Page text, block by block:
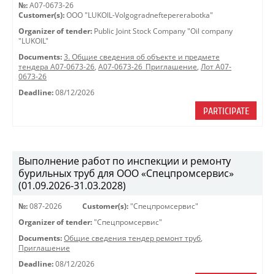
№: A07-0673-26
Customer(s): OOO "LUKOIL-Volgogradneftepererabotka"
Organizer of tender: Public Joint Stock Company "Oil company
"LUKOIL"
Documents: 3. Общие сведения об объекте и предмете
тендера A07-0673-26, A07-0673-26_Приглашение, Лот A07-
0673-26
Deadline: 08/12/2026
PARTICIPATE
Выполнение работ по инспекции и ремонту
бурильных труб для ООО «Спецпромсервис»
(01.09.2026-31.03.2028)
№: 087-2026 Customer(s): "Спецпромсервис"
Organizer of tender: "Спецпромсервис"
Documents: Общие сведения тендер ремонт труб,
Приглашение
Deadline: 08/12/2026